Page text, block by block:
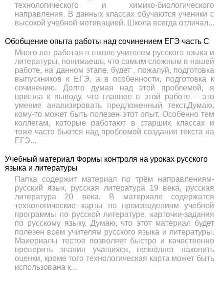
технологического и химико-биологического
направления. В данных классах обучаются ученики с
высокой учебной мотивацией. Школа всегда отличал...
Обобщение опыта работы над сочинением ЕГЭ часть С
Много лет работая в школе учителем русского языка и
литературы, понимаешь, что самым сложным в нашей
работе, на данном этапе, будет , пожалуй, подготовка
выпускников к ЕГЭ, а в особенности, подготовка к
сочинению. Долго думая над этой проблемой, я
пришла к выводу, что главное в этой работе – это
умение анализировать предложенный текст.Думаю,
кому-то может быть полезен этот опыт. Особенно тем
коллегам, которые работают в старших классах и
тоже часто бьются над проблемой создания текста на
ЕГЭ...
Учебный материал Формы контроля на уроках русского
языка и литературы
Папка содержит материал по трём направлениям-
русский язык, русская литература 19 века, русская
литература 20 века. В материале содержатся
технологические карты по произведениям учебной
программы по русской литературе, карточки-задания
по русскому языку. Думаю, что этот материал будет
полезен всем учителям русского языка и литературы.
Маиериалы тестов позволяет быстро и качественно
проверить знания учащихся, позволяет накопить
оценки, кроме того технологическая карта может быть
использована к...